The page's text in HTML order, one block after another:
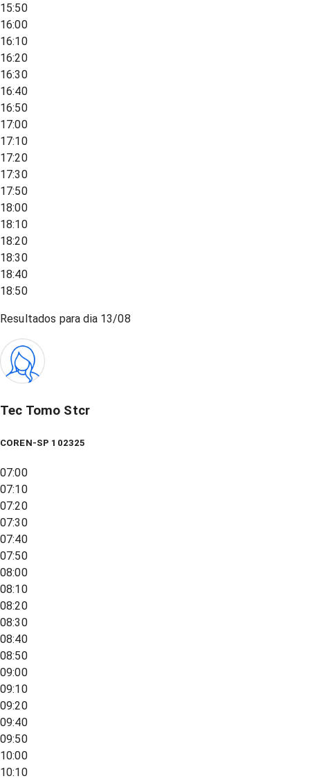
15:50
16:00
16:10
16:20
16:30
16:40
16:50
17:00
17:10
17:20
17:30
17:50
18:00
18:10
18:20
18:30
18:40
18:50
Resultados para dia 13/08
Tec Tomo Stcr
COREN-SP 102325
07:00
07:10
07:20
07:30
07:40
07:50
08:00
08:10
08:20
08:30
08:40
08:50
09:00
09:10
09:20
09:40
09:50
10:00
10:10